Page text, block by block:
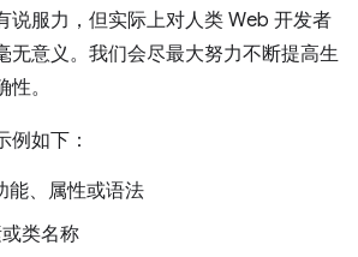
说服力，但实际上对人类 Web 开发者
无意义。我们会尽最大努力不断提高生
。
例如下：
能、属性或语法
类名称